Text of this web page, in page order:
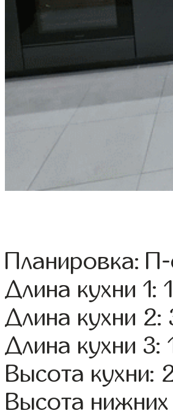
Планировка:
Длина кухни 1:
Длина кухни 2:
Длина кухни 3:
Высота кухни:
Высота